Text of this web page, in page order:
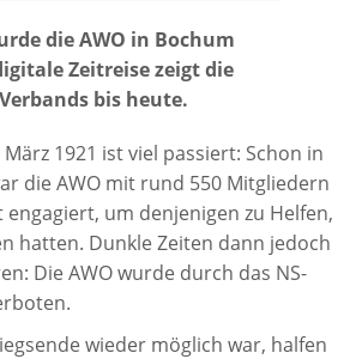
die AWO in Bochum
Zeitreise zeigt die
bis heute.
1921 ist viel passiert: Schon in
die AWO mit rund 550 Mitgliedern
um denjenigen zu Helfen,
hatten. Dunkle Zeiten dann jedoch
Die AWO wurde durch das NS-
wieder möglich war, halfen